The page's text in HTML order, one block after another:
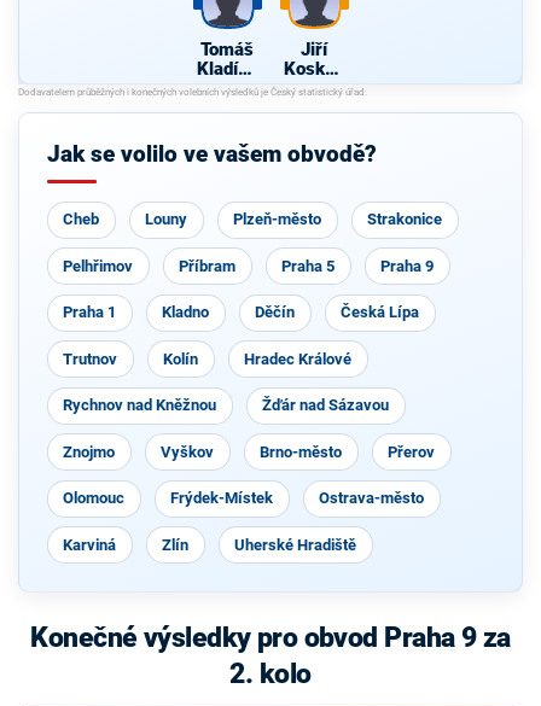
Tomáš
Kladívk
o
Jiří
Koskub
a
Jak se volilo ve vašem obvodě?
Cheb Louny Plzeň-město Strakonice
Pelhřimov Příbram Praha 5 Praha 9
Praha 1 Kladno Děčín Česká Lípa
Trutnov Kolín Hradec Králové
Rychnov nad Kněžnou Žďár nad Sázavou
Znojmo Vyškov Brno-město Přerov
Olomouc Frýdek-Místek Ostrava-město
Karviná Zlín Uherské Hradiště
Konečné výsledky pro obvod Praha 9 za
2. kolo